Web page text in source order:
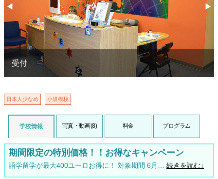
Previous
◀︎ ▶︎
受付
日本人少なめ 小規模校
学校情報 写真・動画(8) 料金 プログラム
期間限定の特別価格！！お得なキャンペーン
語学留学が最大400ユーロお得に！ 対象期間 6月… 続きを読む↓